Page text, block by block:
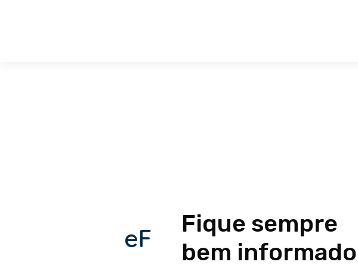
eF
Fique sempre
bem